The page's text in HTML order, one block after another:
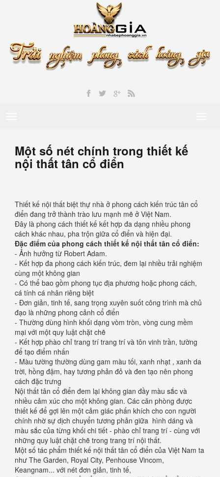
Một số nét chính trong thiết kế
nội thất tân cổ điển
Thiết kế nội thất biệt thự nhà ở phong cách kiến trúc tân cổ
điển đang trở thành trào lưu mạnh mẽ ở Việt Nam.
Đây là phong cách thiết kế kết hợp đa dạng nhiều phong
cách khác nhau, pha trộn giữa cổ điển và hiện đại.
Đặc điểm của phong cách thiết kế nội thất tân cổ điển:
- Ảnh hưởng từ Robert Adam.
- Kết hợp đa phong cách kiến trúc, đem lại nhiều trải nghiệm
cùng một không gian
- Có thể bao gồm phong tục địa phương hoặc phong cách,
cá tính cá nhân riêng biệt
- Đơn giản, tinh tế, sang trọng xuyên suốt công trình mà chủ
đạo là những phong cảnh cổ điển
- Thường dùng hình khối dạng vòm tròn, vòng cung mềm
mại với một quy luật chặt chẽ
- Kết hợp phào chỉ trang trí trang trí và tôn vinh trần, tường
để tạo điểm nhấn
- Màu tường thường dùng gam màu tối, xanh nhạt , xanh da
trời, hồng đậm, hay tương phản đỏ và đen tạo nên phong
cách đặc trưng
Nội thất tân cổ điển đem lại không gian đầy màu sắc và
nhiều cảm xúc cho một không gian. Các căn phòng được
thiết kế để gợi lên một cảm giác phấn khích cho con người
chính nhờ sự dịch chuyển tương phản giữa hình dáng và
màu sắc của từng khối chi tiết - phào chỉ trang trí - cùng với
những quy luật chặt chẽ trong trang trí nội thất.
Một số tác phẩm thiết kế nội thất tân cổ điển của Việt Nam ta
như The Garden, Royal City, Penhouse Vincom,
Keangnam... với nét đơn giản, tinh tế,